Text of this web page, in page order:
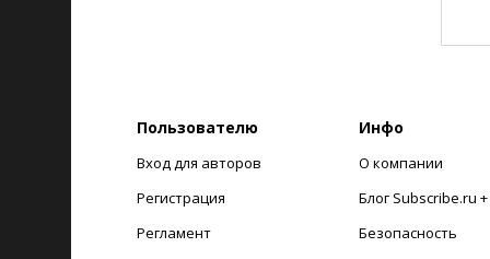
Пользователю
Вход для авторов
Регистрация
Регламент
Инфо
О компании
Блог Subscribe.ru +
Безопасность